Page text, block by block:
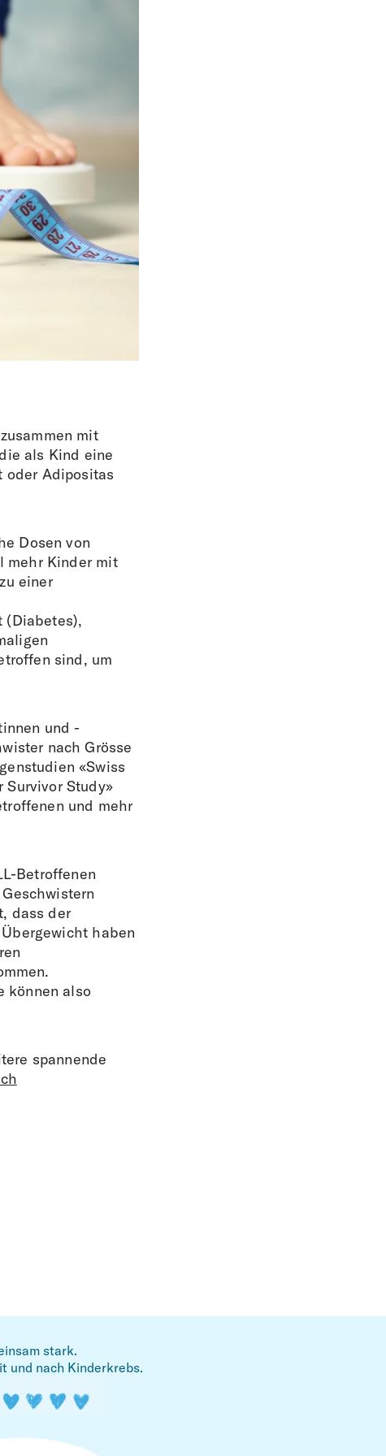
mit
als Kind eine
oder Adipositas
Dosen von
mehr Kinder mit
einer
(Diabetes),
sind, um
und -
nach Grösse
«Swiss
Survivor Study»
und mehr
Betroffenen
dass der
haben
können also
spannende
stark.
und nach Kinderkrebs.